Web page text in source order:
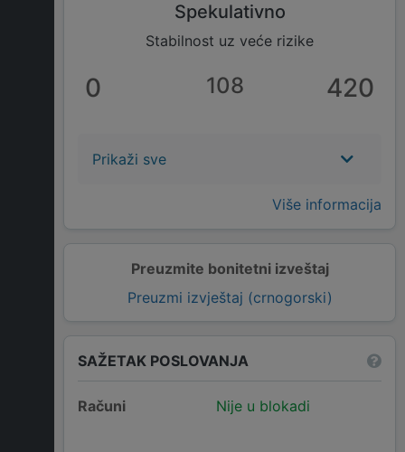
Preuzmite bonitetni izveštaj
Preuzmi izvještaj (crnogorski)
Spekulativno
Stabilnost uz veće rizike
0 108 420
Prikaži sve
Više informacija
SAŽETAK POSLOVANJA
Računi Nije u blokadi